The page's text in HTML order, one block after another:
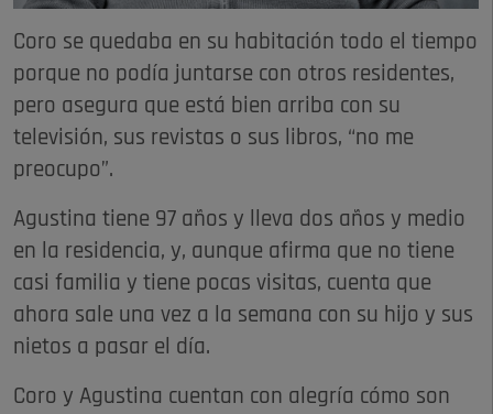
Coro se quedaba en su habitación todo el tiempo
porque no podía juntarse con otros residentes,
pero asegura que está bien arriba con su
televisión, sus revistas o sus libros, “no me
preocupo”.
Agustina tiene 97 años y lleva dos años y medio
en la residencia, y, aunque afirma que no tiene
casi familia y tiene pocas visitas, cuenta que
ahora sale una vez a la semana con su hijo y sus
nietos a pasar el día.
Coro y Agustina cuentan con alegría cómo son